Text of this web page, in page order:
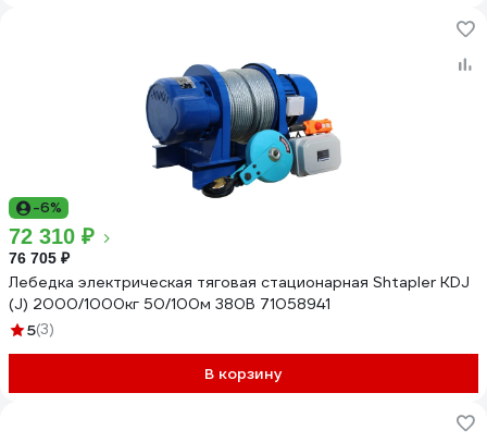
-6%
72 310 ₽
76 705 ₽
Лебедка электрическая тяговая стационарная Shtapler KDJ
(J) 2000/1000кг 50/100м 380В 71058941
5(3)
В корзину